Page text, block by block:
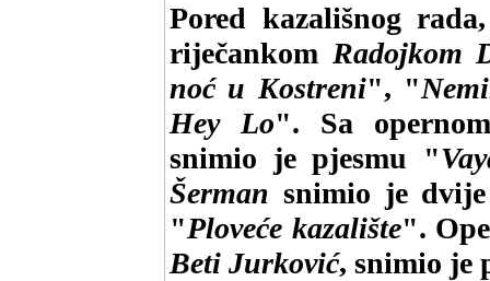
Pored kazališnog
riječankom Radojkom
noć u Kostreni", "
Hey Lo". Sa
snimio je pjesmu "
Šerman snimio je
"Ploveće kazalište".
Beti Jurković, snimio je